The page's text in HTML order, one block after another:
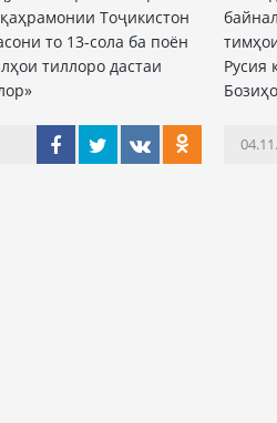
Тоҷикистон
то 13-сола ба поён
тиллоро дастаи
Русия